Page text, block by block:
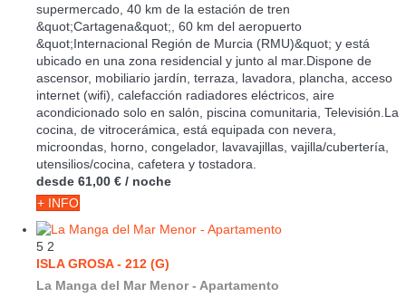
supermercado, 40 km de la estación de tren
&quot;Cartagena&quot;, 60 km del aeropuerto
&quot;Internacional Región de Murcia (RMU)&quot; y está
ubicado en una zona residencial y junto al mar.Dispone de
ascensor, mobiliario jardín, terraza, lavadora, plancha, acceso
internet (wifi), calefacción radiadores eléctricos, aire
acondicionado solo en salón, piscina comunitaria, Televisión.La
cocina, de vitrocerámica, está equipada con nevera,
microondas, horno, congelador, lavavajillas, vajilla/cubertería,
utensilios/cocina, cafetera y tostadora.
desde 61,00 € / noche
+ INFO
5 2
ISLA GROSA - 212 (G)
La Manga del Mar Menor - Apartamento